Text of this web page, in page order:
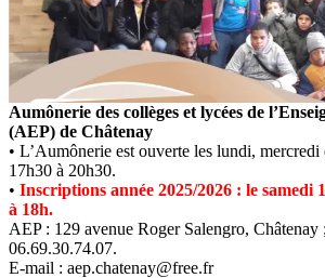
Aumônerie des collèges et lycées de
(AEP) de Châtenay
• L’Aumônerie est ouverte les lundi, mercredi
17h30 à 20h30.
• Inscriptions année 2025/2026 : le samedi
à 18h.
AEP : 129 avenue Roger Salengro,
06.69.30.74.07.
E-mail : aep.chatenay@free.fr